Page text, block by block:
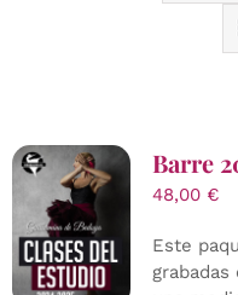
Barre
48,00 €
Este